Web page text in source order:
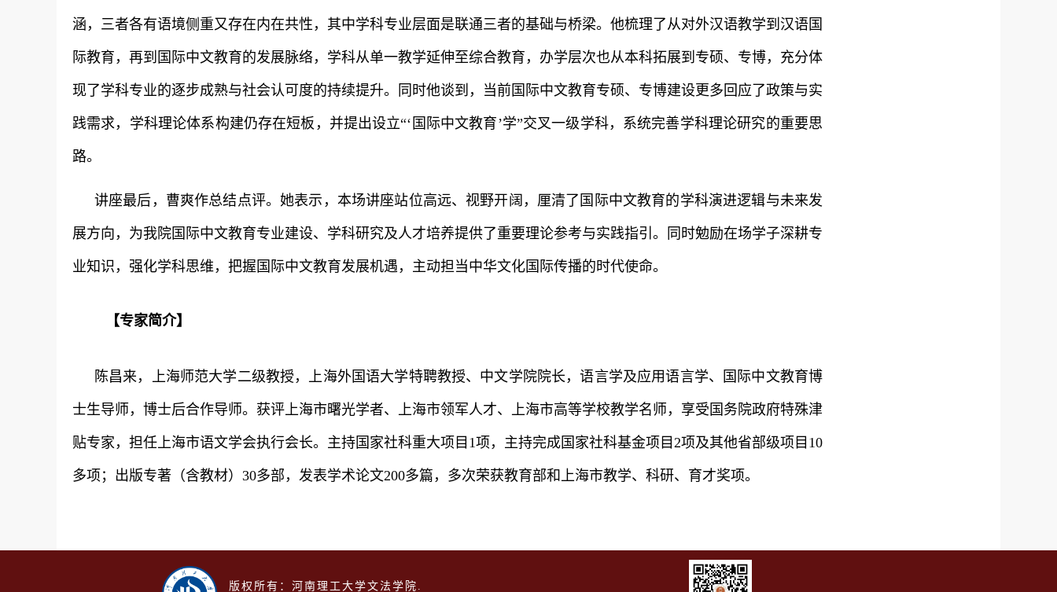
涵，三者各有语境侧重又存在内在共性，其中学科专业层面是联通三者的基础与桥梁。他梳理了从对外汉语教学到汉语国
际教育，再到国际中文教育的发展脉络，学科从单一教学延伸至综合教育，办学层次也从本科拓展到专硕、专博，充分体
现了学科专业的逐步成熟与社会认可度的持续提升。同时他谈到，当前国际中文教育专硕、专博建设更多回应了政策与实
践需求，学科理论体系构建仍存在短板，并提出设立“‘国际中文教育’学”交叉一级学科，系统完善学科理论研究的重要思
路。
讲座最后，曹爽作总结点评。她表示，本场讲座站位高远、视野开阔，厘清了国际中文教育的学科演进逻辑与未来发
展方向，为我院国际中文教育专业建设、学科研究及人才培养提供了重要理论参考与实践指引。同时勉励在场学子深耕专
业知识，强化学科思维，把握国际中文教育发展机遇，主动担当中华文化国际传播的时代使命。
【专家简介】
陈昌来，上海师范大学二级教授，上海外国语大学特聘教授、中文学院院长，语言学及应用语言学、国际中文教育博
士生导师，博士后合作导师。获评上海市曙光学者、上海市领军人才、上海市高等学校教学名师，享受国务院政府特殊津
贴专家，担任上海市语文学会执行会长。主持国家社科重大项目1项，主持完成国家社科基金项目2项及其他省部级项目10
多项；出版专著（含教材）30多部，发表学术论文200多篇，多次荣获教育部和上海市教学、科研、育才奖项。
版权所有：河南理工大学文法学院.